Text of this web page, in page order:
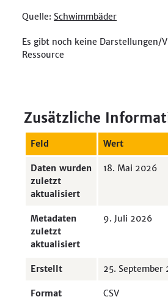
Quelle: Schwimmbäder
Es gibt noch keine Darstellungen/
Ressource
Zusätzliche
Feld Wert
Daten wurden
zuletzt
aktualisiert
18. Mai 2026
Metadaten
zuletzt
aktualisiert
9. Juli 2026
Erstellt 25. September
Format CSV